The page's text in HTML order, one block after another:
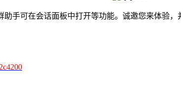
可在会话面板中打开等功能。诚邀您来体验